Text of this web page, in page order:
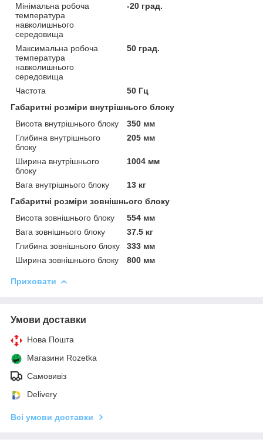
Мінімальна робоча
температура
навколишнього
середовища
-20 град.
Максимальна робоча
температура
навколишнього
середовища
50 град.
Частота
50 Гц
Габаритні розміри внутрішнього блоку
Висота внутрішнього блоку
350 мм
Глибина внутрішнього
блоку
205 мм
Ширина внутрішнього
блоку
1004 мм
Вага внутрішнього блоку
13 кг
Габаритні розміри зовнішнього блоку
Висота зовнішнього блоку
554 мм
Вага зовнішнього блоку
37.5 кг
Глибина зовнішнього блоку
333 мм
Ширина зовнішнього блоку
800 мм
Приховати
Умови доставки
Нова Пошта
Магазини Rozetka
Самовивіз
Delivery
Всі умови доставки